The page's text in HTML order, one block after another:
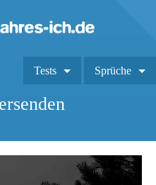
Tests Sprüche